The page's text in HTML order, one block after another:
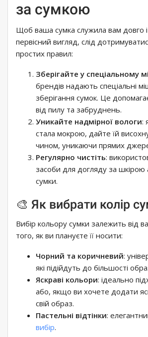
за сумкою
Щоб ваша сумка служила вам довго і
первісний вигляд, слід
простих правил:
Зберігайте у спеціальному
брендів надають спеціальні
зберігання сумок. Це
від пилу та забруднень.
Уникайте надмірної вологи:
стала мокрою, дайте їй
чином, уникаючи прямих
Регулярно чистіть:
засоби для догляду за
сумки.
🎨 Як вибрати колір
Вибір кольору сумки залежить від
того, як ви плануєте її носити:
Чорний та коричневий:
які підійдуть до більшості
Яскраві кольори: ідеально
або, якщо ви хочете додати
свій образ.
Пастельні відтінки:
вибір.